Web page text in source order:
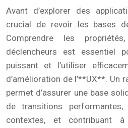
Avant d’explorer des
crucial de revoir les bases
Comprendre les
déclencheurs est essentiel
puissant et l’utiliser
d’amélioration de l’**UX**. Un
permet d’assurer une base
de transitions
contextes, et contribuant